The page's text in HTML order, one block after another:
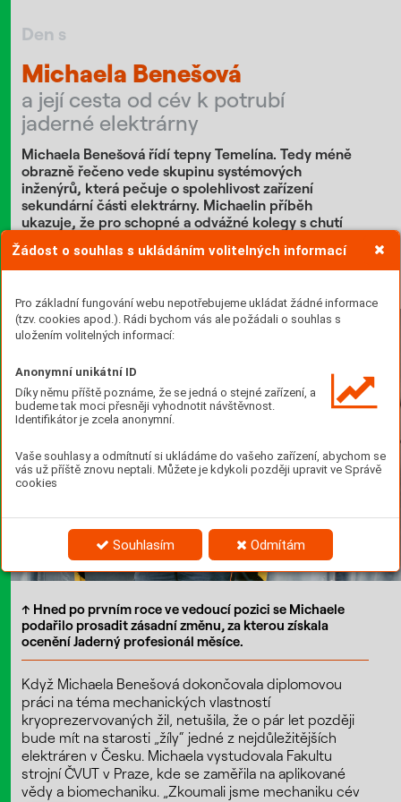
Žádost o souhlas s ukládáním volitelných informací
Pro základní fungování webu nepotřebujeme ukládat žádné informace
(tzv. cookies apod.). Rádi bychom vás ale požádali o souhlas s
uložením volitelných informací:
Anonymní unikátní ID
Díky němu příště poznáme, že se jedná o stejné zařízení, a
budeme tak moci přesněji vyhodnotit návštěvnost.
Identifikátor je zcela anonymní.
Vaše souhlasy a odmítnutí si ukládáme do vašeho zařízení, abychom se
vás už příště znovu neptali. Můžete je kdykoli později upravit ve Správě
cookies
Souhlasím Odmítám
Den s
Michaela Benešová
a její cesta od cév k potrubí
jaderné elektrárny
Michaela Benešová řídí tepny Temelína. Tedy méně
obrazně řečeno vede skupinu systémových
inženýrů, která pečuje o spolehlivost zařízení
sekundární části elektrárny. Michaelin příběh
ukazuje, že pro schopné a odvážné kolegy s chutí
v ČEZ otevřené.
↑ Hned po prvním roce ve vedoucí pozici se Michaele
podařilo prosadit zásadní změnu, za kterou získala
ocenění Jaderný profesionál měsíce.
Když Michaela Benešová dokončovala diplomovou
práci na téma mechanických vlastností
kryoprezervovaných žil, netušila, že o pár let později
bude mít na starosti „žíly“ jedné z nejdůležitějších
elektráren v Česku. Michaela vystudovala Fakultu
strojní ČVUT v Praze, kde se zaměřila na aplikované
vědy a biomechaniku. „Zkoumali jsme mechaniku cév